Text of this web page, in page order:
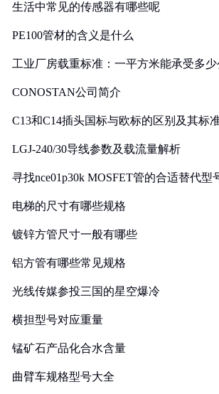
生活中常见的传感器有哪些呢
PE100管材的含义是什么
工业厂房载重标准：一平方米能承受多
CONOSTAN公司简介
C13和C14插头国标与欧标的区别及其标
LGJ-240/30导线参数及载流量解析
寻找nce01p30k MOSFET管的合适替代型
电梯的尺寸有哪些规格
镀锌方管尺寸一般有哪些
铝方管有哪些常见规格
光线传媒参投三国的星空爆冷
横担型号对应重量
锰矿石产品化合水含量
曲臂车规格型号大全